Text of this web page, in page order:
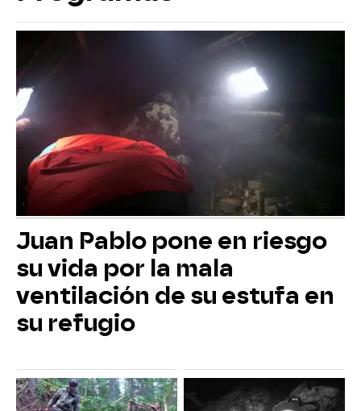
Juan Pablo pone en riesgo
su vida por la mala
ventilación de su estufa en
su refugio